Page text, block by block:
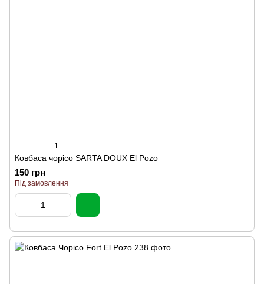
1
Ковбаса чорісо SARTA DOUX El Pozo
150 грн
Під замовлення